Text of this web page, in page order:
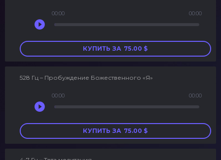
Аудиоплеер
00:00 00:00
КУПИТЬ ЗА 75.00 $
528 Гц – Пробуждение Божественного «Я»
Аудиоплеер
00:00 00:00
КУПИТЬ ЗА 75.00 $